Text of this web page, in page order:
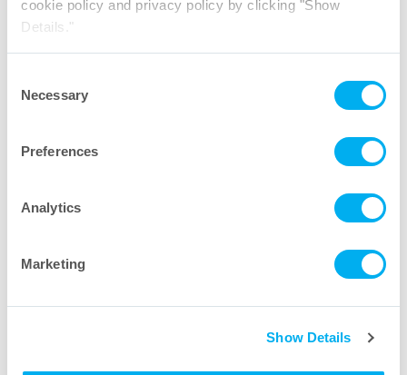
cookie policy and privacy policy by clicking "Show
Details."
Selection
Necessary
Preferences
Analytics
Marketing
Show Details